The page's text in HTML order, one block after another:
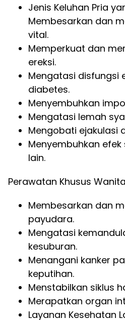
Jenis Keluhan Pria
Membesarkan dan
vital.
Memperkuat dan
ereksi.
Mengatasi disfungsi
diabetes.
Menyembuhkan
Mengatasi lemah
Mengobati ejakulasi
Menyembuhkan
lain.
Perawatan Khusus
Membesarkan dan
payudara.
Mengatasi
kesuburan.
Menangani kanker
keputihan.
Menstabilkan siklus
Merapatkan organ
Layanan Kesehatan